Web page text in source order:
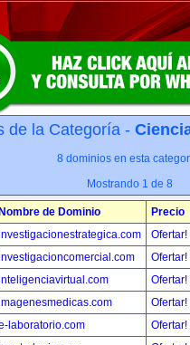
de la Categoría -
8 dominios en esta
Mostrando 1 de 8
Nombre de Dominio Precio
Ofertar!
Ofertar!
Ofertar!
Ofertar!
laboratorio.com
Ofertar!